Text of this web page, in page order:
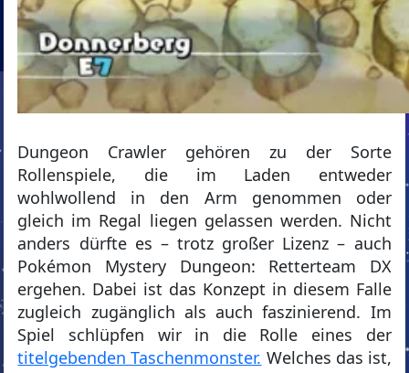
Dungeon Crawler gehören zu der Sorte
Rollenspiele, die im Laden entweder
wohlwollend in den Arm genommen oder
gleich im Regal liegen gelassen werden. Nicht
anders dürfte es – trotz großer Lizenz – auch
Pokémon Mystery Dungeon: Retterteam DX
ergehen. Dabei ist das Konzept in diesem Falle
zugleich zugänglich als auch faszinierend. Im
Spiel schlüpfen wir in die Rolle eines der
titelgebenden Taschenmonster. Welches das ist,